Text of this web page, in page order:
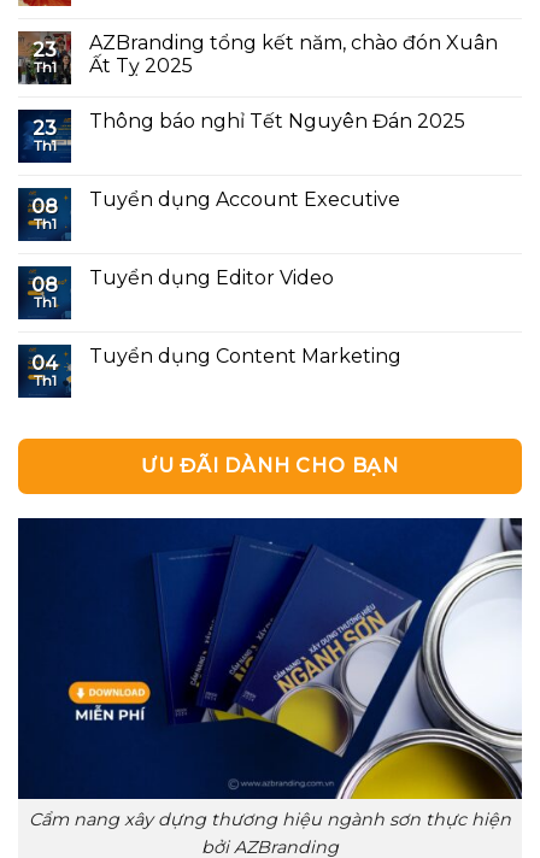
23
Th1
AZBranding tổng kết năm, chào đón Xuân
Ất Tỵ 2025
23
Th1
Thông báo nghỉ Tết Nguyên Đán 2025
08
Th1
Tuyển dụng Account Executive
08
Th1
Tuyển dụng Editor Video
04
Th1
Tuyển dụng Content Marketing
ƯU ĐÃI DÀNH CHO BẠN
Cẩm nang xây dựng thương hiệu ngành sơn thực hiện
bởi AZBranding